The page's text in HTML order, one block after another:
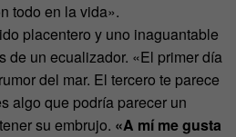
todo en la vida».
placentero y uno inaguantable
de un ecualizador. «El primer día
del mar. El tercero te parece
algo que podría parecer un
su embrujo. «A mí me gusta